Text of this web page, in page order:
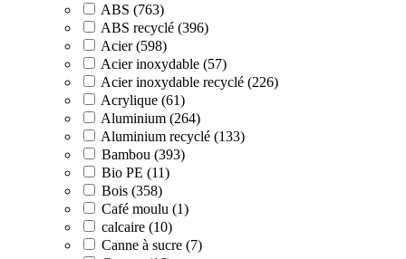
ABS (763)
ABS recyclé (396)
Acier (598)
Acier inoxydable (57)
Acier inoxydable recyclé (226)
Acrylique (61)
Aluminium (264)
Aluminium recyclé (133)
Bambou (393)
Bio PE (11)
Bois (358)
Café moulu (1)
calcaire (10)
Canne à sucre (7)